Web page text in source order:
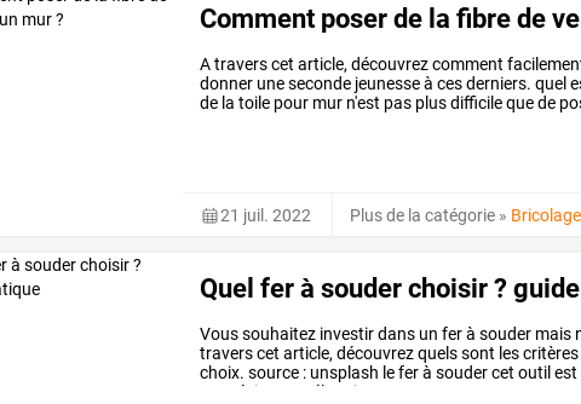
Comment poser de la fibre de
Atraverscet article, découvrezcomment
donner uneseconde jeunesseà cesderniers. quel
de la toile pour mur n'est pas plusdifficilequede
21 juil. 2022 Plus de la catégorie »
Quel fer à souder choisir ?
Voussouhaitez investirdans un ferà souder mais
traverscet article,découvrezquelssont lescritères
choix. source : unsplash leferà soudercet outil est
résistance électrique